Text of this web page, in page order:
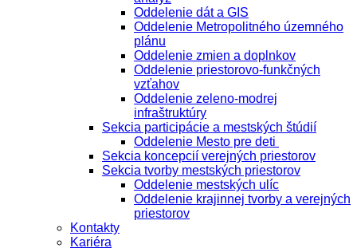
Oddelenie dát a GIS
Oddelenie Metropolitného územného
plánu
Oddelenie zmien a doplnkov
Oddelenie priestorovo-funkčných
vzťahov
Oddelenie zeleno-modrej
infraštruktúry
Sekcia participácie a mestských štúdií
Oddelenie Mesto pre deti
Sekcia koncepcií verejných priestorov
Sekcia tvorby mestských priestorov
Oddelenie mestských ulíc
Oddelenie krajinnej tvorby a verejných
priestorov
Kontakty
Kariéra